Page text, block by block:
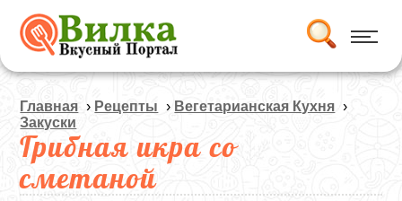
Главная › Рецепты › Вегетарианская Кухня ›
Закуски
Грибная икра со
сметаной